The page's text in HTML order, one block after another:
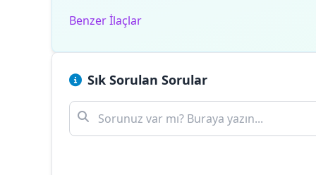
Benzer İlaçlar
Sık Sorulan Sorular